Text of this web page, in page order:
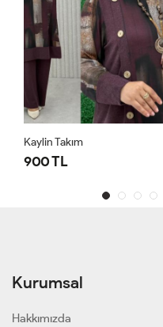
Kaylin Takım
900 TL
Kurumsal
Hakkımızda